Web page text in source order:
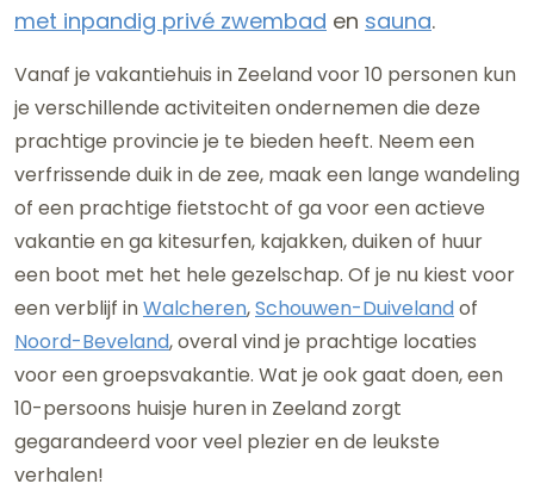
met inpandig privé zwembad en sauna.
Vanaf je vakantiehuis in Zeeland voor 10 personen kun
je verschillende activiteiten ondernemen die deze
prachtige provincie je te bieden heeft. Neem een
verfrissende duik in de zee, maak een lange wandeling
of een prachtige fietstocht of ga voor een actieve
vakantie en ga kitesurfen, kajakken, duiken of huur
een boot met het hele gezelschap. Of je nu kiest voor
een verblijf inWalcheren,Schouwen-Duivelandof
Noord-Beveland, overal vind je prachtige locaties
voor een groepsvakantie. Wat je ook gaat doen, een
10-persoons huisje huren in Zeeland zorgt
gegarandeerd voor veel plezier en de leukste
verhalen!